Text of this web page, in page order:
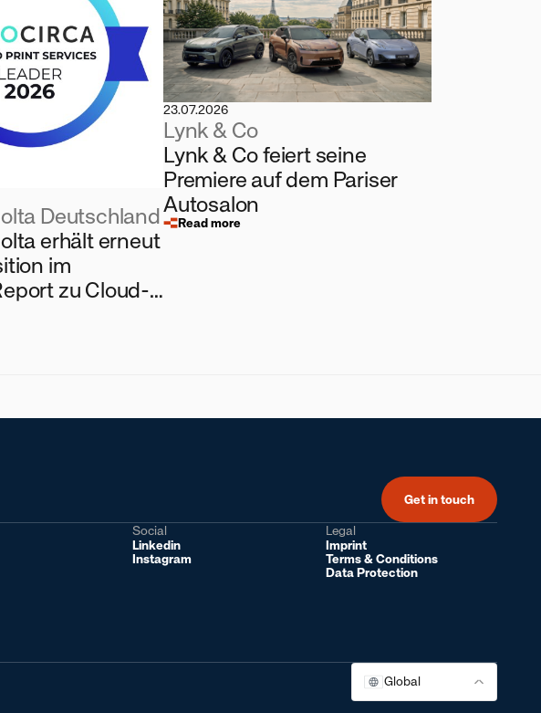
Deutschland
erhält erneut
im
zu Cloud-
23.07.2026
Lynk & Co
Lynk & Co feiert seine
Premiere auf dem Pariser
Autosalon
Read more
Get in touch
Social
Linkedin
Instagram
Legal
Imprint
Terms & Conditions
Data Protection
Global